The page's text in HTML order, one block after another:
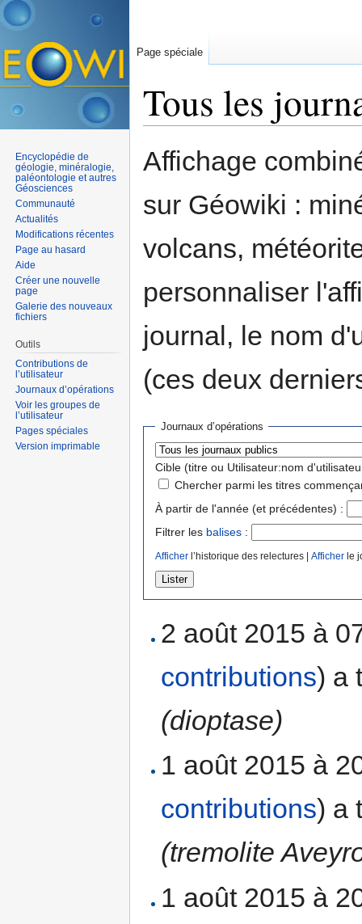
Tous les
Affichage
sur Géowiki :
volcans,
personnaliser
journal, le nom
(ces deux
Journaux d’opérations
Cible (titre ou Utilisateur:nom
Chercher parmi les titres
À partir de l'année (et précédentes) :
Filtrer les balises :
Afficher l’historique des relectures | Afficher le
2 août 2015 à
contributions) a
(dioptase)
1 août 2015 à
contributions) a
(tremolite
1 août 2015 à
Page spéciale
Encyclopédie de
géologie, minéralogie,
paléontologie et autres
Géosciences
Communauté
Actualités
Modifications récentes
Page au hasard
Aide
Créer une nouvelle
page
Galerie des nouveaux
fichiers
Outils
Contributions de
l’utilisateur
Journaux d’opérations
Voir les groupes de
l’utilisateur
Pages spéciales
Version imprimable